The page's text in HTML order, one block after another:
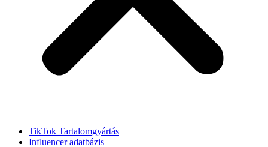
TikTok Tartalomgyártás
Influencer adatbázis